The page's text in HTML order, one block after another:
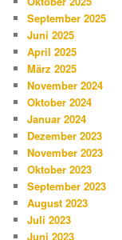
September 2025
Juni 2025
April 2025
März 2025
November 2024
Oktober 2024
Januar 2024
Dezember 2023
November 2023
Oktober 2023
September 2023
August 2023
Juli 2023
Juni 2023